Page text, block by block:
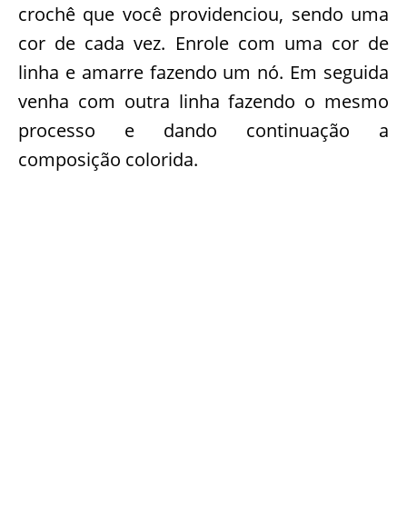
crochê que você providenciou, sendo uma
cor de cada vez. Enrole com uma cor de
linha e amarre fazendo um nó. Em seguida
venha com outra linha fazendo o mesmo
processo e dando continuação a
composição colorida.